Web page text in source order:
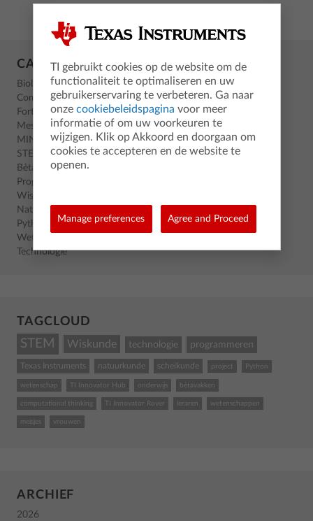
CATEGORIEEN
Biologie
Computational Thinking
Fortbildung
Messwerterfassung
MINT
STEM
Bètavakken
Programmeren
Wiskunde
Natuurkunde
Python
Wetenschappen
Technologie
TAGCLOUD
STEM Wiskunde technologie programmeren
Texas Instruments natuurkunde scheikunde project Python
wetenschap TI Innovator Hub onderwijs bètavakken
computational thinking TI Innovator Rover leraren wetenschappen
meisjes vrouwen
ARCHIEF
2026
TI gebruikt cookies op de website om de
functionaliteit te optimaliseren en uw
gebruikerservaring te verbeteren. Ga naar
onze cookiebeleidspagina voor meer
informatie of om uw voorkeuren te
wijzigen. Klik op Akkoord en doorgaan om
cookies te accepteren en de website te
openen.
Manage preferences Agree and Proceed